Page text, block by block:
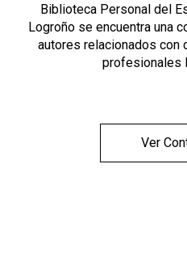
Biblioteca Personal del
Logroño se encuentra una
autores relacionados
profesionales
Ver